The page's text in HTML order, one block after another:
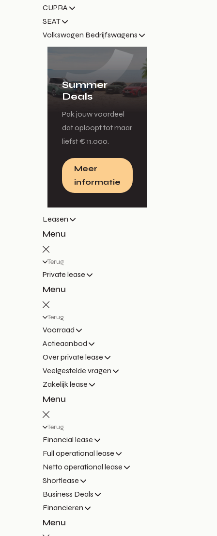
CUPRA
SEAT
Volkswagen Bedrijfswagens
Summer
Deals
Pak jouw voordeel
dat oploopt tot maar
liefst € 11.000.
Meer
informatie
Leasen
Menu
Terug
Private lease
Menu
Terug
Voorraad
Actieaanbod
Over private lease
Veelgestelde vragen
Zakelijk lease
Menu
Terug
Financial lease
Full operational lease
Netto operational lease
Shortlease
Business Deals
Financieren
Menu